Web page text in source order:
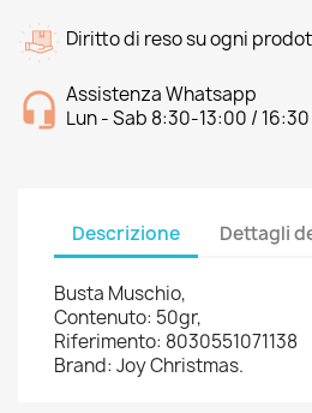
Diritto di reso su ogni
Assistenza Whatsapp
Lun - Sab 8:30-13:00 /
Descrizione Dettagli
Busta Muschio,
Contenuto: 50gr,
Riferimento: 8030551071138
Brand: Joy Christmas.